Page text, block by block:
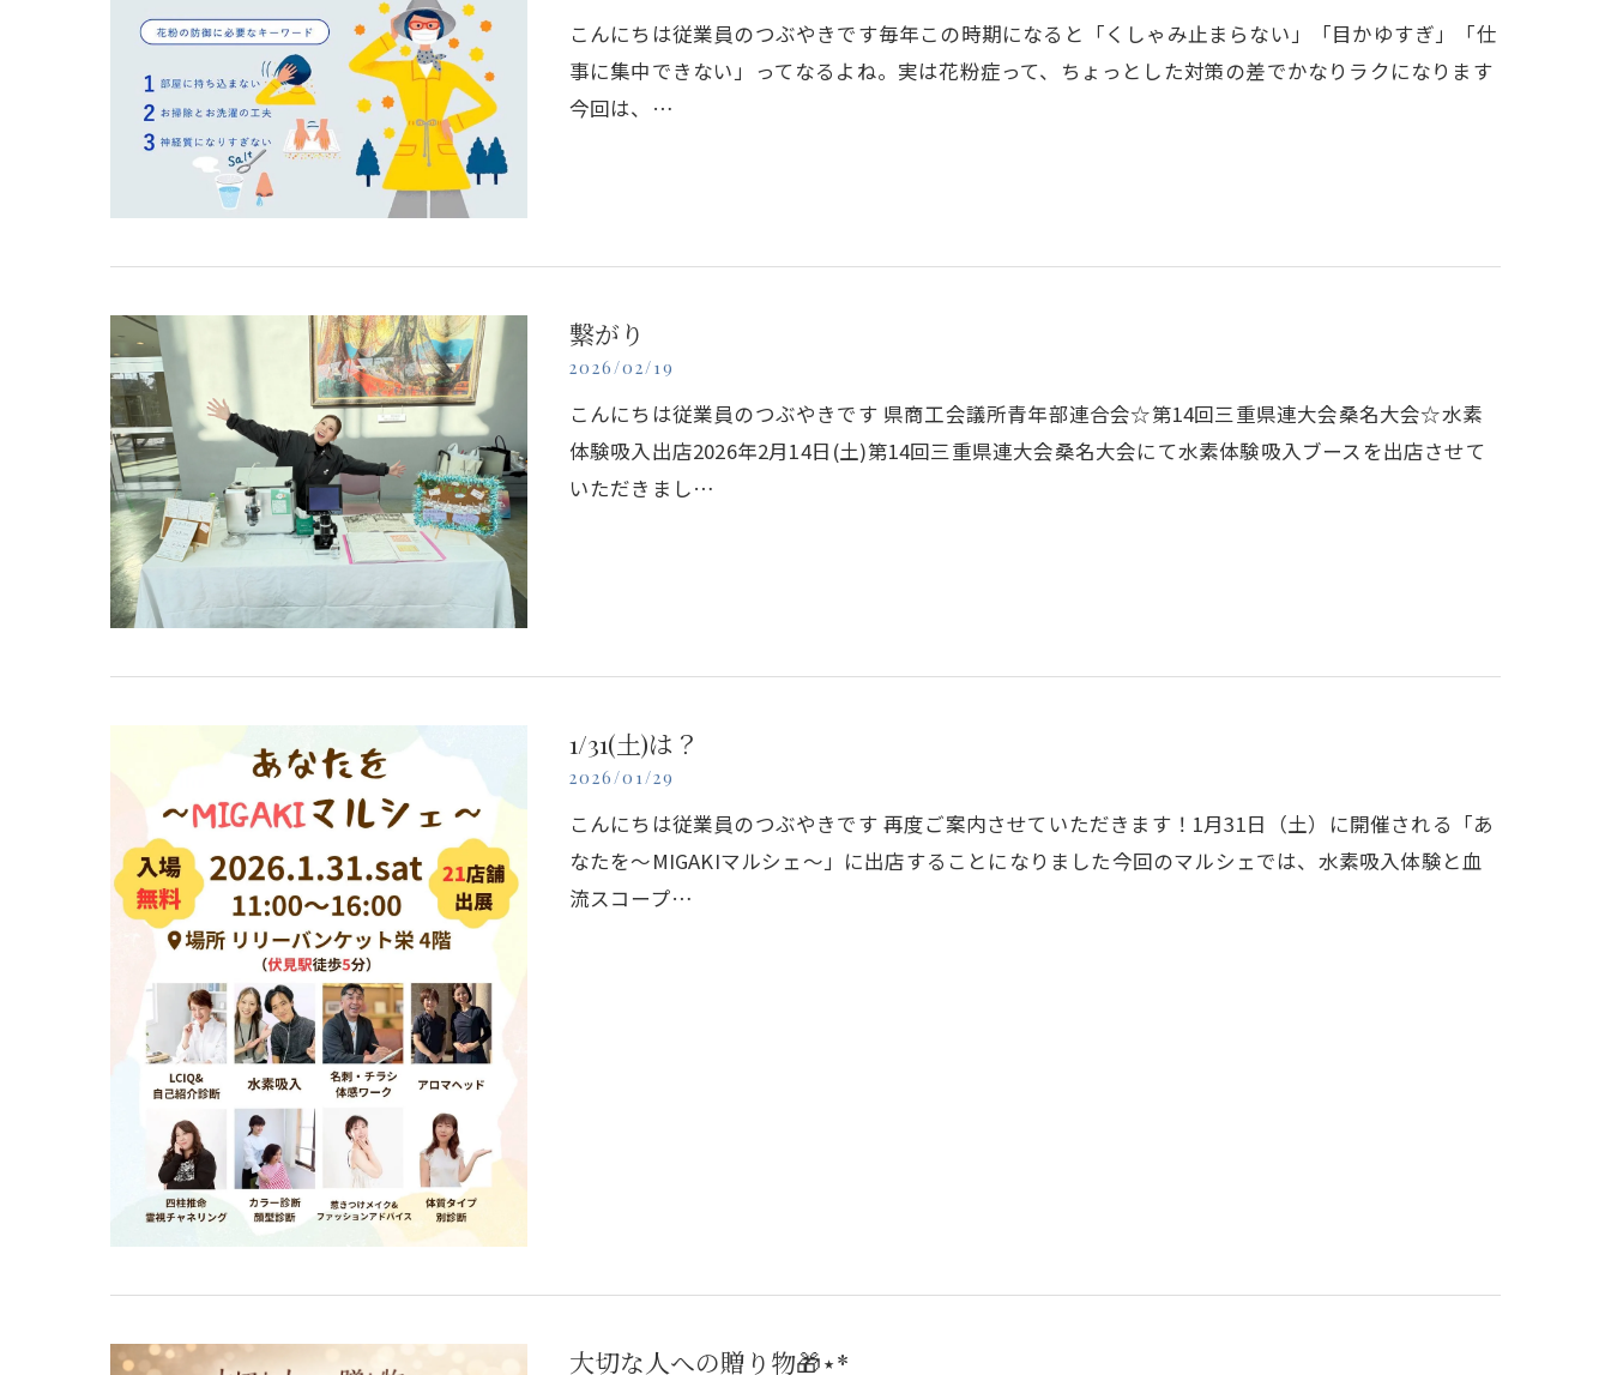
こんにちは従業員のつぶやきです毎年この時期になると「くしゃみ止まらない」「目かゆすぎ」「仕
事に集中できない」ってなるよね。実は花粉症って、ちょっとした対策の差でかなりラクになります
今回は、…
繋がり
2026/02/19
こんにちは従業員のつぶやきです 県商工会議所青年部連合会☆第14回三重県連大会桑名大会☆水素
体験吸入出店2026年2月14日(土)第14回三重県連大会桑名大会にて水素体験吸入ブースを出店させて
いただきまし…
1/31(土)は？
2026/01/29
こんにちは従業員のつぶやきです 再度ご案内させていただきます！1月31日（土）に開催される「あ
なたを～MIGAKIマルシェ～」に出店することになりました今回のマルシェでは、水素吸入体験と血
流スコープ…
大切な人への贈り物🎁⋆*